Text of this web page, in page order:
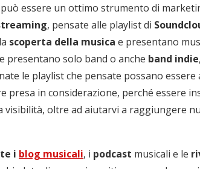
essere un ottimo strumento di
, pensate alle playlist di
scoperta della musica e presentano
presentano solo band o anche band indie,
le playlist che pensate possano essere
presa in considerazione, perché essere
visibilità, oltre ad aiutarvi a raggiungere
i blog musicali, i podcast musicali e le